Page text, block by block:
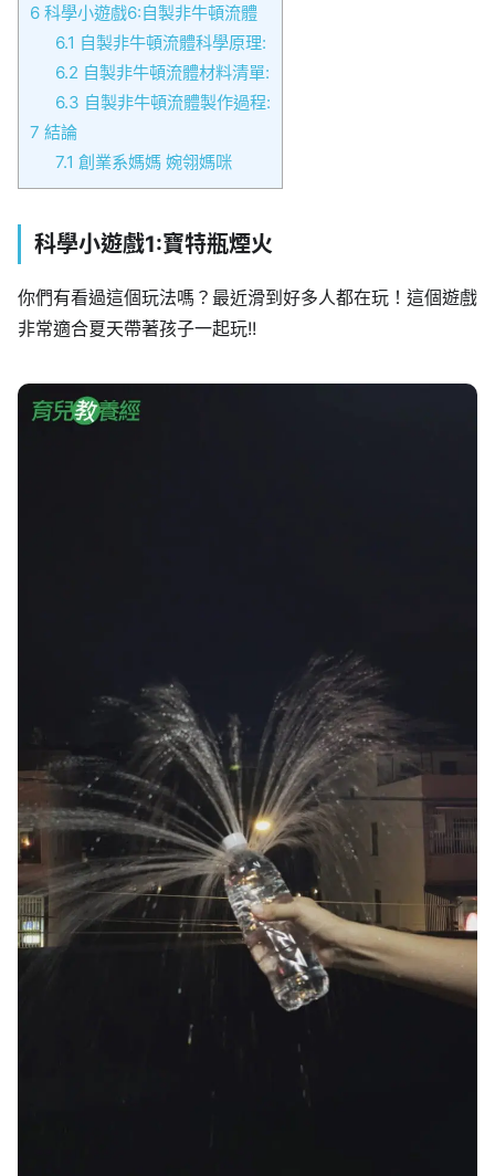
6 科學小遊戲6:自製非牛頓流體
6.1 自製非牛頓流體科學原理:
6.2 自製非牛頓流體材料清單:
6.3 自製非牛頓流體製作過程:
7 結論
7.1 創業系媽媽 婉翎媽咪
科學小遊戲1:寶特瓶煙火
你們有看過這個玩法嗎？最近滑到好多人都在玩！這個遊戲
非常適合夏天帶著孩子一起玩!!